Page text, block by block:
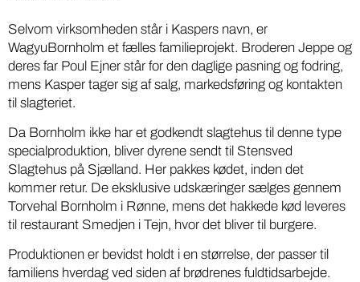
Selvom virksomheden står i Kaspers navn, er
WagyuBornholm et fælles familieprojekt. Broderen Jeppe og
deres far Poul Ejner står for den daglige pasning og fodring,
mens Kasper tager sig af salg, markedsføring og kontakten
til slagteriet.
Da Bornholm ikke har et godkendt slagtehus til denne type
specialproduktion, bliver dyrene sendt til Stensved
Slagtehus på Sjælland. Her pakkes kødet, inden det
kommer retur. De eksklusive udskæringer sælges gennem
Torvehal Bornholm i Rønne, mens det hakkede kød leveres
til restaurant Smedjen i Tejn, hvor det bliver til burgere.
Produktionen er bevidst holdt i en størrelse, der passer til
familiens hverdag ved siden af brødrenes fuldtidsarbejde.